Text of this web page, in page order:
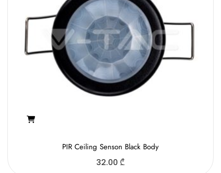
PIR Ceiling Senson Black Body
32.00 ₾